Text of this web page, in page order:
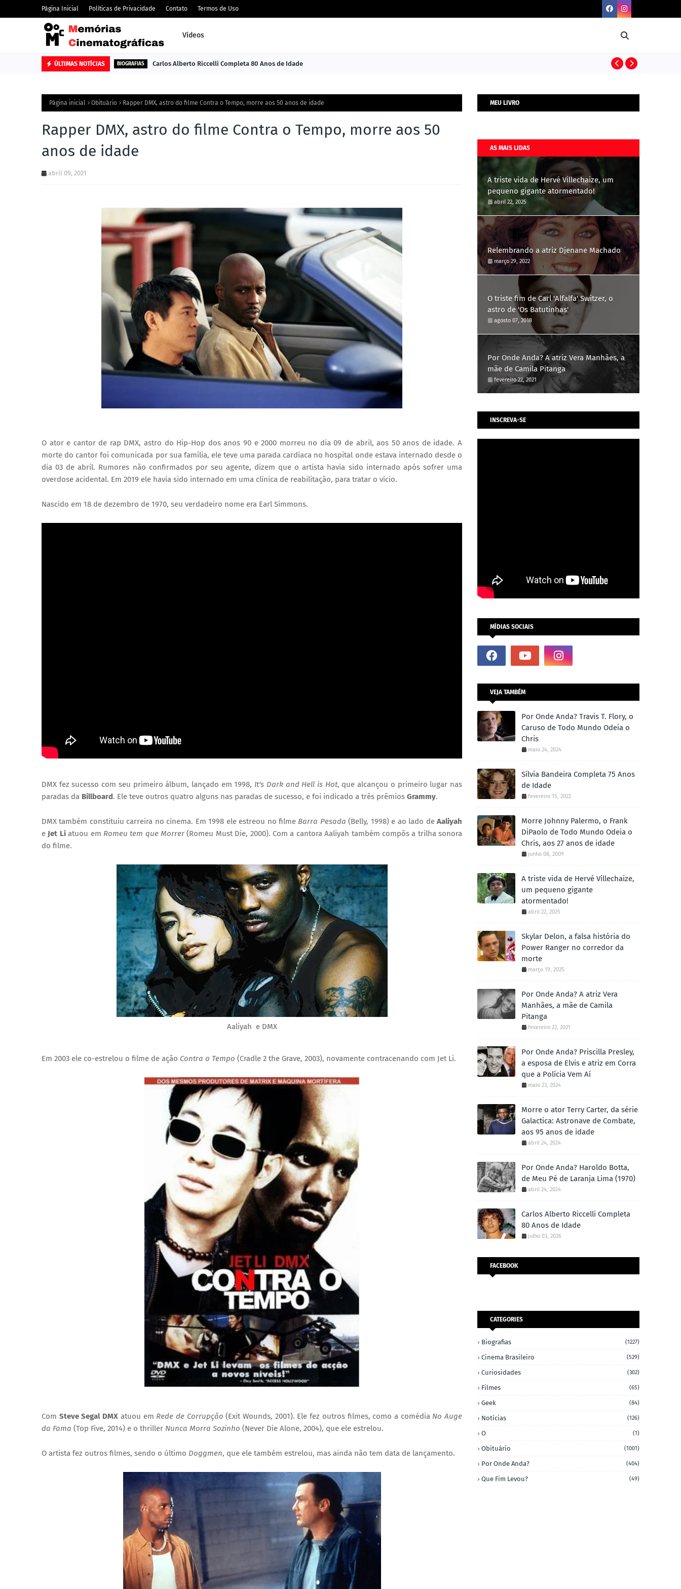
Página Inicial Políticas de Privacidade Contato Termos de Uso
Vídeos
ÚLTIMAS NOTÍCIAS BIOGRAFIAS Carlos Alberto Riccelli Completa 80 Anos de Idade
Página inicial Obituário Rapper DMX, astro do filme Contra o Tempo, morre aos 50 anos de idade
Rapper DMX, astro do filme Contra o Tempo, morre aos 50
anos de idade
abril 09, 2021
O ator e cantor de rap DMX, astro do Hip-Hop dos anos 90 e 2000 morreu no dia 09 de abril, aos 50 anos de idade. A
morte do cantor foi comunicada por sua família, ele teve uma parada cardíaca no hospital onde estava internado desde o
dia 03 de abril. Rumores não confirmados por seu agente, dizem que o artista havia sido internado após sofrer uma
overdose acidental. Em 2019 ele havia sido internado em uma clínica de reabilitação, para tratar o vício.
Nascido em 18 de dezembro de 1970, seu verdadeiro nome era Earl Simmons.
DMX fez sucesso com seu primeiro álbum, lançado em 1998, It's Dark and Hell is Hot, que alcançou o primeiro lugar nas
paradas da Billboard. Ele teve outros quatro alguns nas paradas de sucesso, e foi indicado a três prêmios Grammy.
DMX também constituiu carreira no cinema. Em 1998 ele estreou no filme Barra Pesada (Belly, 1998) e ao lado deAaliyah
e Jet Liatuou em Romeu tem que Morrer (Romeu Must Die, 2000). Com a cantora Aaliyah também compôs a trilha sonora
do filme.
Aaliyah e DMX
Em 2003 ele co-estrelou o filme de ação Contra o Tempo (Cradle 2 the Grave, 2003), novamente contracenando com Jet Li.
Com Steve Segal DMX atuou em Rede de Corrupção (Exit Wounds, 2001). Ele fez outros filmes, como a comédia No Auge
da Fama (Top Five, 2014) e o thriller Nunca Morra Sozinho (Never Die Alone, 2004), que ele estrelou.
O artista fez outros filmes, sendo o último Doggmen, que ele também estrelou, mas ainda não tem data de lançamento.
MEU LIVRO
AS MAIS LIDAS
A triste vida de Hervé Villechaize, um
pequeno gigante atormentado!
abril 22, 2025
Relembrando a atriz Djenane Machado
março 29, 2022
O triste fim de Carl 'Alfalfa' Switzer, o
astro de 'Os Batutinhas'
agosto 07, 2018
Por Onde Anda? A atriz Vera Manhães, a
mãe de Camila Pitanga
fevereiro 22, 2021
INSCREVA-SE
MÍDIAS SOCIAIS
VEJA TAMBÉM
Por Onde Anda? Travis T. Flory, o
Caruso de Todo Mundo Odeia o
Chris
maio 24, 2024
Sílvia Bandeira Completa 75 Anos
de Idade
fevereiro 15, 2022
Morre Johnny Palermo, o Frank
DiPaolo de Todo Mundo Odeia o
Chris, aos 27 anos de idade
junho 08, 2009
A triste vida de Hervé Villechaize,
um pequeno gigante
atormentado!
abril 22, 2025
Skylar Delon, a falsa história do
Power Ranger no corredor da
morte
março 19, 2025
Por Onde Anda? A atriz Vera
Manhães, a mãe de Camila
Pitanga
fevereiro 22, 2021
Por Onde Anda? Priscilla Presley,
a esposa de Elvis e atriz em Corra
que a Polícia Vem Aí
maio 23, 2024
Morre o ator Terry Carter, da série
Galactica: Astronave de Combate,
aos 95 anos de idade
abril 24, 2024
Por Onde Anda? Haroldo Botta,
de Meu Pé de Laranja Lima (1970)
abril 24, 2024
Carlos Alberto Riccelli Completa
80 Anos de Idade
julho 03, 2026
FACEBOOK
CATEGORIES
Biografias (1227)
Cinema Brasileiro (529)
Curiosidades (302)
Filmes (65)
Geek (84)
Notícias (126)
O (1)
Obituário (1001)
Por Onde Anda? (404)
Que Fim Levou? (49)